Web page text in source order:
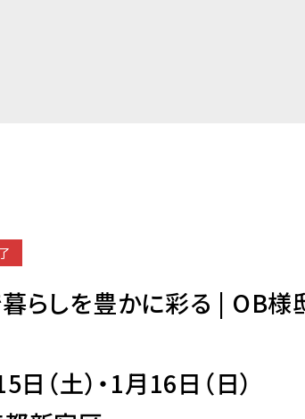
らしを豊かに彩る | OB様
（土）・1月16日（日）